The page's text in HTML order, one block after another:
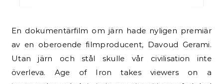
En dokumentärfilm om järn hade nyligen premiär
av en oberoende filmproducent, Davoud Gerami.
Utan järn och stål skulle vår civilisation inte
överleva. Age of Iron takes viewers on a